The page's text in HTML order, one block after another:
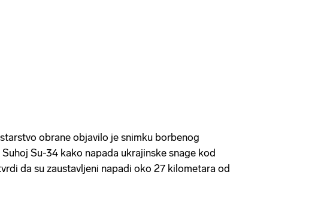
obrane objavilo je snimku borbenog
Su-34 kako napada ukrajinske snage kod
da su zaustavljeni napadi oko 27 kilometara od